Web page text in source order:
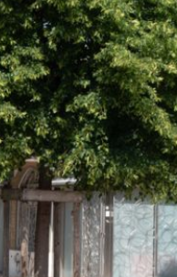
et exotiques
Plantes
Plantes
Plantes